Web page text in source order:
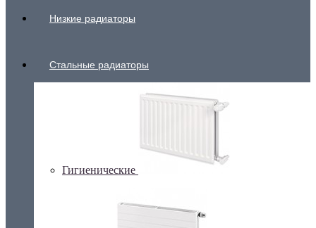
Низкие радиаторы
Стальные радиаторы
Гигиенические